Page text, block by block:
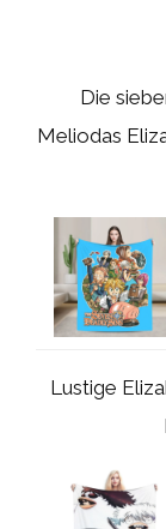
Die
Meliodas
Lustige